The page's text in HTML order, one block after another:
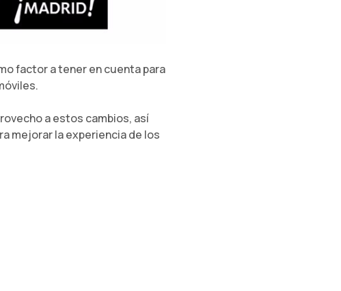
factor a tener en cuenta para
a estos cambios, así
mejorar la experiencia de los